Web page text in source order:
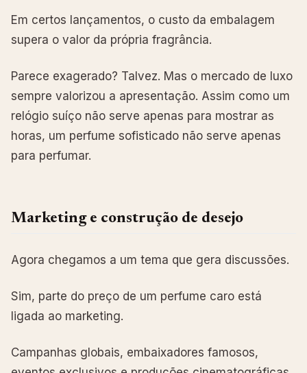
Em certos lançamentos, o custo da embalagem
supera o valor da própria fragrância.
Parece exagerado? Talvez. Mas o mercado de luxo
sempre valorizou a apresentação. Assim como um
relógio suíço não serve apenas para mostrar as
horas, um perfume sofisticado não serve apenas
para perfumar.
Marketing e construção de desejo
Agora chegamos a um tema que gera discussões.
Sim, parte do preço de um perfume caro está
ligada ao marketing.
Campanhas globais, embaixadores famosos,